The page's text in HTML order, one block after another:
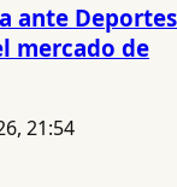
ante Deportes
mercado de
21:54